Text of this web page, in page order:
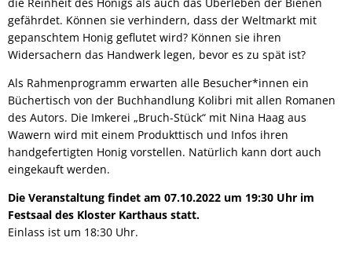
gefährdet. Können sie verhindern, dass der Weltmarkt mit
gepanschtem Honig geflutet wird? Können sie ihren
Widersachern das Handwerk legen, bevor es zu spät ist?
Als Rahmenprogramm erwarten alle Besucher*innen ein
Büchertisch von der Buchhandlung Kolibri mit allen Romanen
des Autors. Die Imkerei „Bruch-Stück“ mit Nina Haag aus
Wawern wird mit einem Produkttisch und Infos ihren
handgefertigten Honig vorstellen. Natürlich kann dort auch
eingekauft werden.
Die Veranstaltung findet am 07.10.2022 um 19:30 Uhr im
Festsaal des Kloster Karthaus statt.
Einlass ist um 18:30 Uhr.